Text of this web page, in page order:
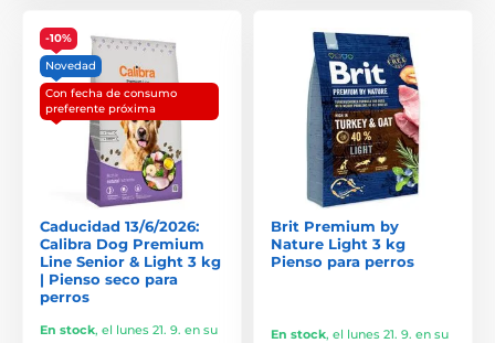
-10%
Novedad
Con fecha de consumo
preferente próxima
Caducidad 13/6/2026:
Calibra Dog Premium
Line Senior & Light 3 kg
| Pienso seco para
perros
En stock, el lunes 21. 9. en su
Brit Premium by
Nature Light 3 kg
Pienso para perros
En stock, el lunes 21. 9. en su